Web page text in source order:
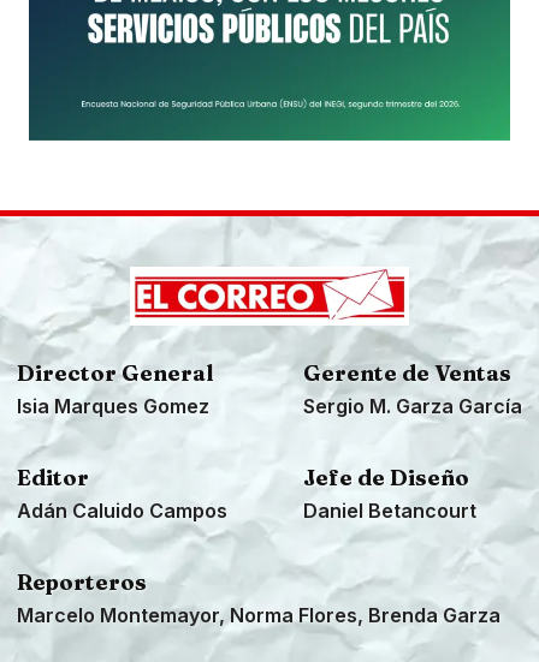
Director General
Isia Marques Gomez
Gerente de Ventas
Sergio M. Garza García
Editor
Adán Caluido Campos
Jefe de Diseño
Daniel Betancourt
Reporteros
Marcelo Montemayor, Norma Flores, Brenda Garza